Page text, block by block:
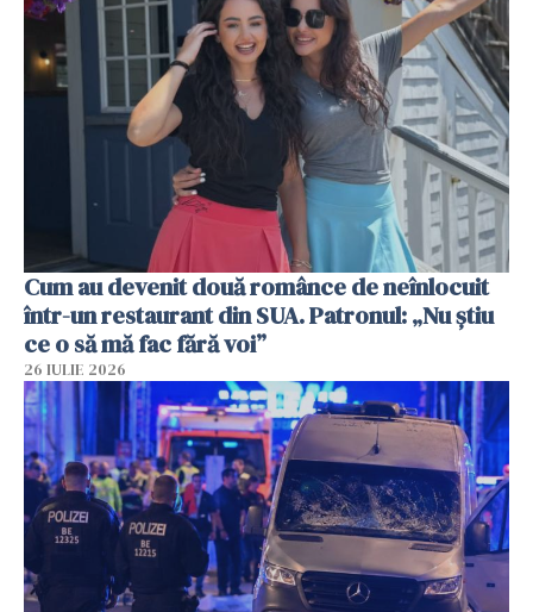
Cum au devenit două românce de neînlocuit
într-un restaurant din SUA. Patronul: „Nu știu
ce o să mă fac fără voi”
26 IULIE 2026